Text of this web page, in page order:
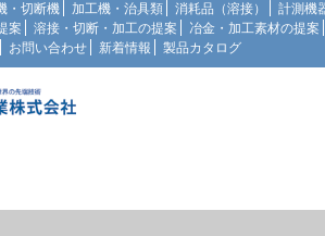
・切断機 加工機・治具類 消耗品（溶接）
計測機
案
溶接・切断・加工の提案
冶金・加工素材の提案
お問い合わせ 新着情報 製品カタログ